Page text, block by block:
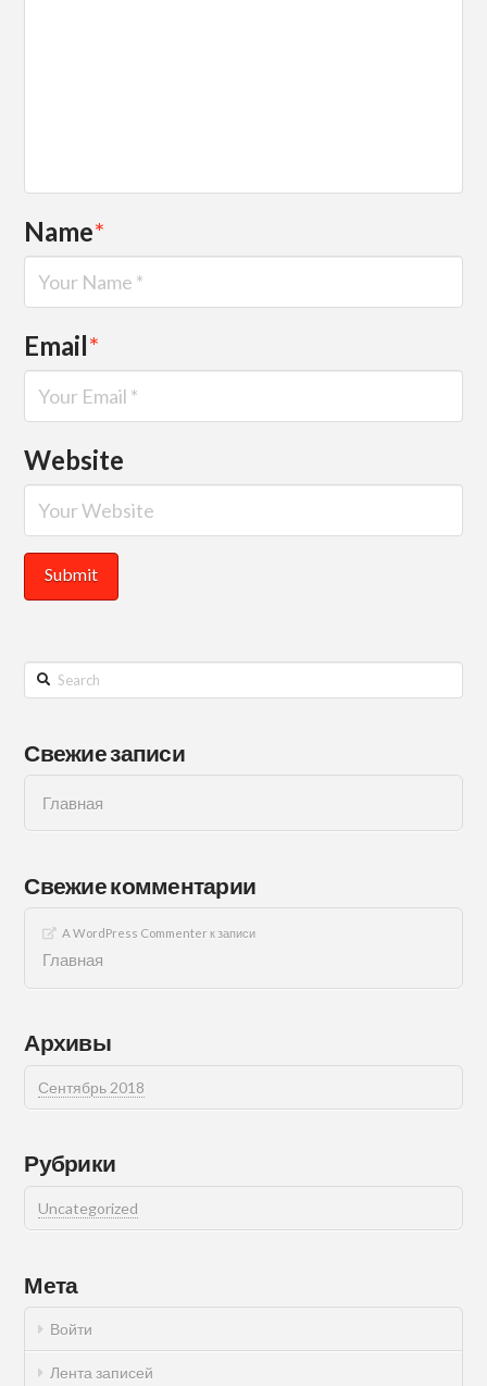
Name*
Email*
Website
Search
Свежие записи
Главная
Свежие комментарии
A WordPress Commenterк записи
Главная
Архивы
Сентябрь 2018
Рубрики
Uncategorized
Мета
Войти
Лента записей